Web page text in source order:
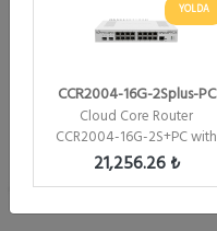
YOLDA
CCR2004-16G-2Splus-PC
Cloud Core Router
CCR2004-16G-2S+PC with
RouterOS L6 license Fi...
21,256.26 ₺